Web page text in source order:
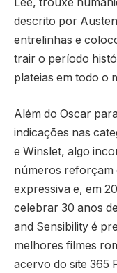
Lee, trouxe
descrito por
entrelinhas e
trair o período
plateias em todo o
Além do Oscar
indicações nas
e Winslet, algo
números reforçam
expressiva e, em
celebrar 30 anos
and Sensibility é
melhores filmes
acervo do site 365